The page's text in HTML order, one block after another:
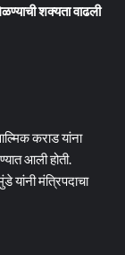
शक्यता वाढली
कराड यांना
आली होती.
मंत्रिपदाचा